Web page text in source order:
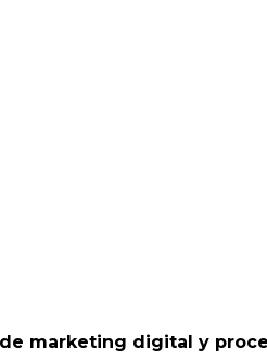
marketing digital y